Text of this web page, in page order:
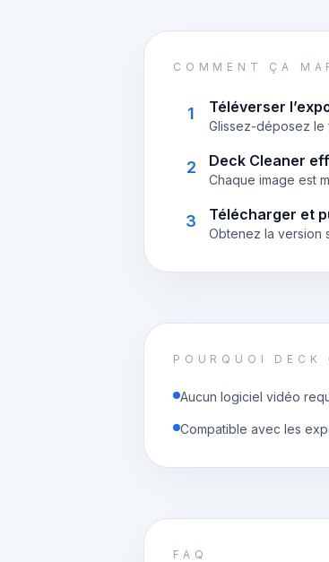
COMMENT ÇA
1 Téléverser
Glissez-déposez
2 Deck Cleaner
Chaque image est
3 Télécharger et
Obtenez la version
POURQUOI DECK
Aucun logiciel vidéo
Compatible avec les
FAQ